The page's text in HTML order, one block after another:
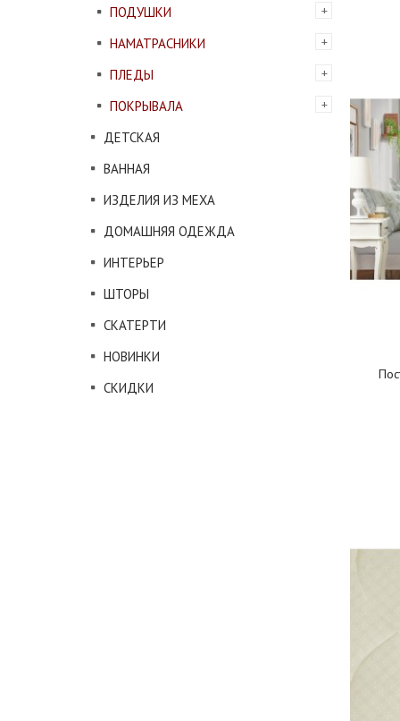
ПОДУШКИ
НАМАТРАСНИКИ
ПЛЕДЫ
ПОКРЫВАЛА
ДЕТСКАЯ
ВАННАЯ
ИЗДЕЛИЯ ИЗ МЕХА
ДОМАШНЯЯ ОДЕЖДА
ИНТЕРЬЕР
ШТОРЫ
СКАТЕРТИ
НОВИНКИ
СКИДКИ